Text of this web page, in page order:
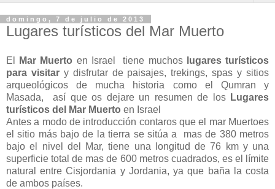
domingo, 7 de julio de 2013
Lugares turísticos del Mar Muerto
El Mar Muerto en Israel tiene muchos
lugares turísticos
para visitary disfrutar de paisajes, trekings, spas y sitios
arqueológicos de mucha historia como el Qumran y
Masada, así que os dejare un resumen de los Lugares
turísticos del Mar Muerto en Israel
Antes a modo de introducción contaros que el mar Muertoes
el sitio más bajo de la tierra se sitúa a mas de 380 metros
bajo el nivel del Mar, tiene una longitud de 76 km y una
superficie total de mas de 600 metros cuadrados, es el límite
natural entre Cisjordania y Jordania, ya que baña la costa
de ambos países.